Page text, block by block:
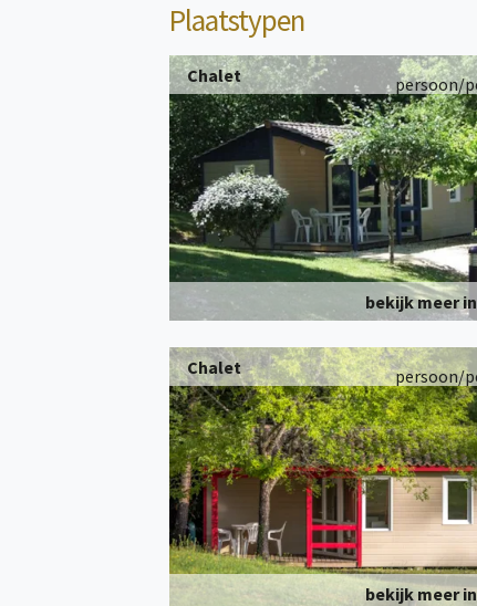
Plaatstypen
Chalet
persoon/
bekijk meer
Chalet
persoon/
bekijk meer